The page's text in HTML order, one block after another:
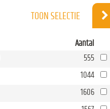
TOON SELECTIE
Aantal
555
1044
1606